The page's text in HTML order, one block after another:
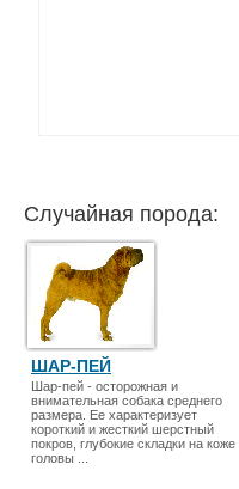
Случайная порода:
ШАР-ПЕЙ
Шар-пей - осторожная и
внимательная собака среднего
размера. Ее характеризует
короткий и жесткий шерстный
покров, глубокие складки на коже
головы ...